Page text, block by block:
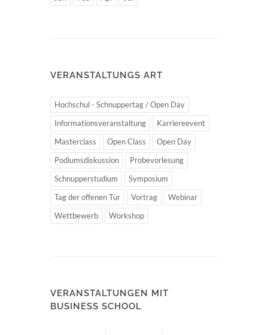
VERANSTALTUNGS ART
Hochschul - Schnuppertag / Open Day
Informationsveranstaltung
Karriereevent
Masterclass
Open Class
Open Day
Podiumsdiskussion
Probevorlesung
Schnupperstudium
Symposium
Tag der offenen Tür
Vortrag
Webinar
Wettbewerb
Workshop
VERANSTALTUNGEN MIT
BUSINESS SCHOOL